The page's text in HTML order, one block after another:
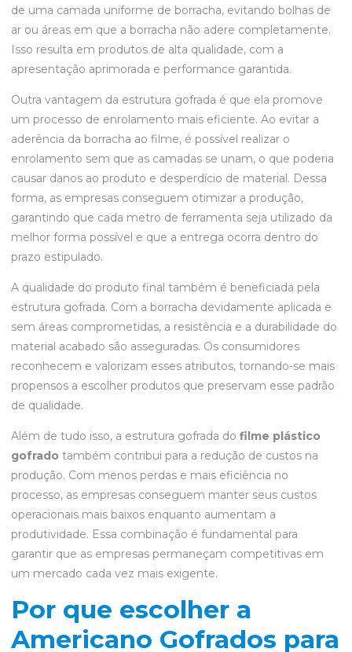
de uma camada uniforme de borracha, evitando bolhas de
ar ou áreas em que a borracha não adere completamente.
Isso resulta em produtos de alta qualidade, com a
apresentação aprimorada e performance garantida.
Outra vantagem da estrutura gofrada é que ela promove
um processo de enrolamento mais eficiente. Ao evitar a
aderência da borracha ao filme, é possível realizar o
enrolamento sem que as camadas se unam, o que poderia
causar danos ao produto e desperdício de material. Dessa
forma, as empresas conseguem otimizar a produção,
garantindo que cada metro de ferramenta seja utilizado da
melhor forma possível e que a entrega ocorra dentro do
prazo estipulado.
A qualidade do produto final também é beneficiada pela
estrutura gofrada. Com a borracha devidamente aplicada e
sem áreas comprometidas, a resistência e a durabilidade do
material acabado são asseguradas. Os consumidores
reconhecem e valorizam esses atributos, tornando-se mais
propensos a escolher produtos que preservam esse padrão
de qualidade.
Além de tudo isso, a estrutura gofrada do filme plástico
gofrado também contribui para a redução de custos na
produção. Com menos perdas e mais eficiência no
processo, as empresas conseguem manter seus custos
operacionais mais baixos enquanto aumentam a
produtividade. Essa combinação é fundamental para
garantir que as empresas permaneçam competitivas em
um mercado cada vez mais exigente.
Por que escolher a
Americano Gofrados para